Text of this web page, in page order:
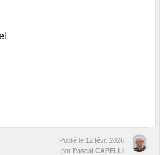
Publié le 12 févr. 2026
par Pascal CAPELLI